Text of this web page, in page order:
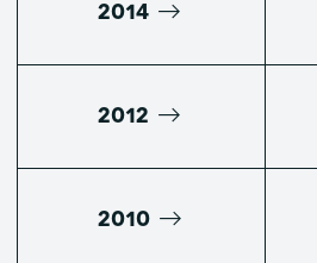
2014
2012
2010